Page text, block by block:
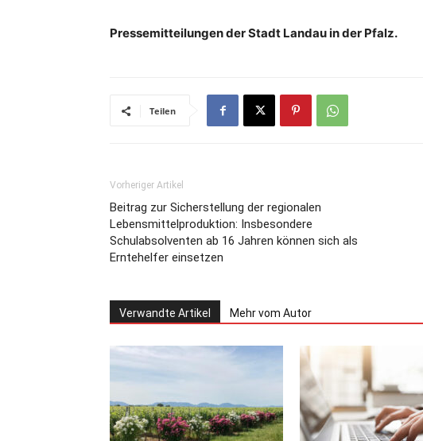
Pressemitteilungen der Stadt Landau in der Pfalz.
Teilen
Vorheriger Artikel
Beitrag zur Sicherstellung der regionalen
Lebensmittelproduktion: Insbesondere
Schulabsolventen ab 16 Jahren können sich als
Erntehelfer einsetzen
Verwandte Artikel Mehr vom Autor